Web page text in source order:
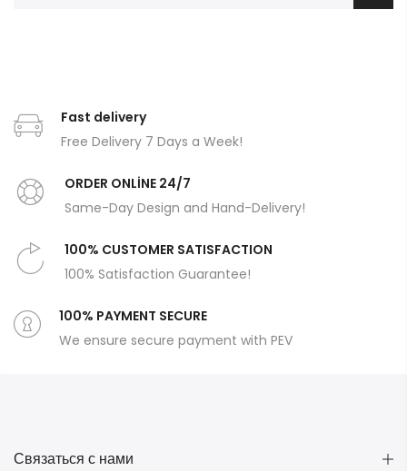
Fast delivery
Free Delivery 7 Days a Week!
ORDER ONLİNE 24/7
Same-Day Design and Hand-Delivery!
100% CUSTOMER SATISFACTION
100% Satisfaction Guarantee!
100% PAYMENT SECURE
We ensure secure payment with PEV
Связаться с нами